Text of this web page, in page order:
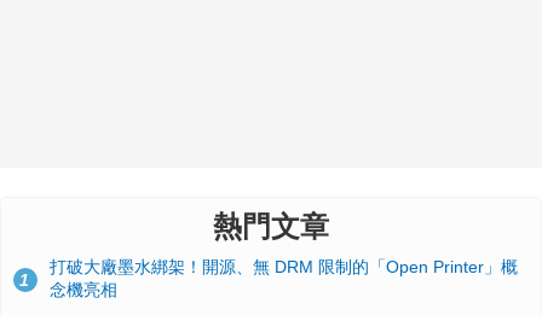
熱門文章
1
打破大廠墨水綁架！開源、無 DRM 限制的「Open Printer」概
念機亮相